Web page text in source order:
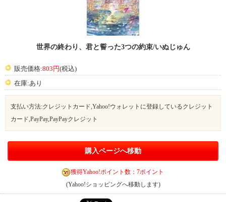
世界の終わり、君と誓った3つの約束/いぬじゅん
販売価格:803円(税込)
在庫:あり
支払い方法:クレジットカード,Yahoo!ウォレットに登録しているクレジット
カード,PayPay,PayPayクレジット
購入ページへ移動
獲得Yahoo!ポイント数：7ポイント
(Yahoo!ショッピングへ移動します)